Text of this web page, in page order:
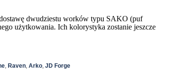
dwudziestu worków typu SAKO (puf
użytkowania. Ich kolorystyka zostanie jeszcze
, Raven, Arko, JD Forge